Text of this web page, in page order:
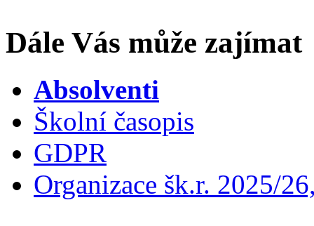
Dále Vás může zajímat
Absolventi
Školní časopis
GDPR
Organizace šk.r. 2025/